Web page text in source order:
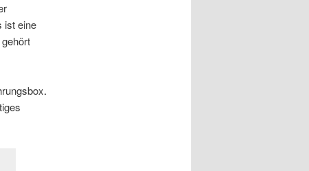
ist eine